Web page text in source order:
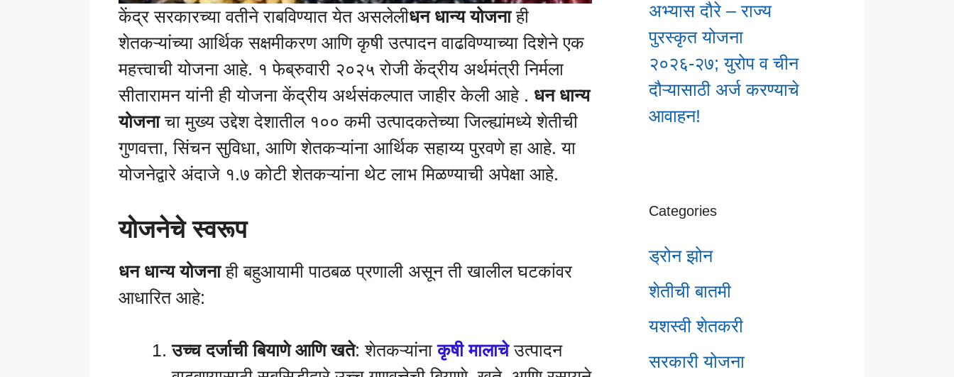
केंद्र सरकारच्या वतीने राबविण्यात येत असलेलीधन धान्य योजनाही
शेतकऱ्यांच्या आर्थिक सक्षमीकरण आणि कृषी उत्पादन वाढविण्याच्या दिशेने एक
महत्त्वाची योजना आहे. १ फेब्रुवारी २०२५ रोजी केंद्रीय अर्थमंत्री निर्मला
सीतारामन यांनी ही योजना केंद्रीय अर्थसंकल्पात जाहीर केली आहे . धन धान्य
योजनाचा मुख्य उद्देश देशातील १०० कमी उत्पादकतेच्या जिल्ह्यांमध्ये शेतीची
गुणवत्ता, सिंचन सुविधा, आणि शेतकऱ्यांना आर्थिक सहाय्य पुरवणे हा आहे. या
योजनेद्वारे अंदाजे १.७ कोटी शेतकऱ्यांना थेट लाभ मिळण्याची अपेक्षा आहे.
योजनेचे स्वरूप
धन धान्य योजनाही बहुआयामी पाठबळ प्रणाली असून ती खालील घटकांवर
आधारित आहे:
उच्च दर्जाची बियाणे आणि खते: शेतकऱ्यांनाकृषी मालाचेउत्पादन
अभ्यास दौरे – राज्य
पुरस्कृत योजना
२०२६-२७; युरोप व चीन
दौऱ्यासाठी अर्ज करण्याचे
आवाहन!
Categories
ड्रोन झोन
शेतीची बातमी
यशस्वी शेतकरी
सरकारी योजना